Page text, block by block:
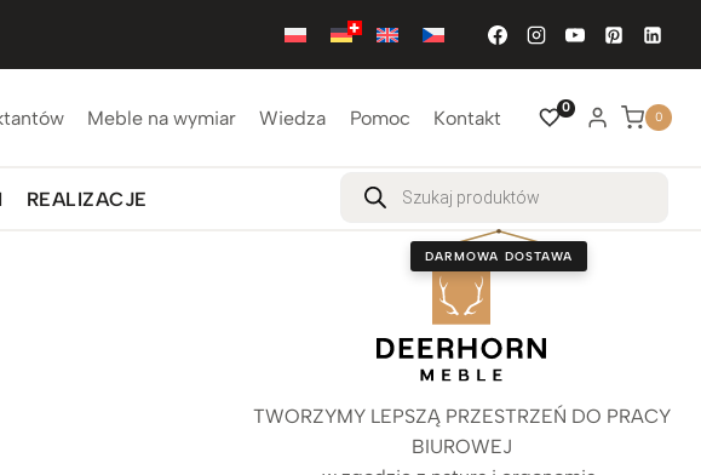
Meble na wymiar Wiedza Pomoc Kontakt 0
0
REALIZACJE
Wyszukiwarka
produktów
DARMOWA DOSTAWA
TWORZYMY LEPSZĄ PRZESTRZEŃ DO PRACY
BIUROWEJ